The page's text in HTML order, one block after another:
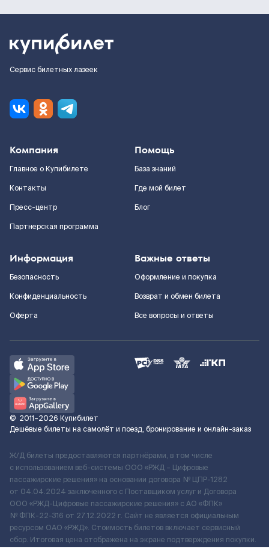
Сервис билетных лазеек
Компания
Главное о Купибилете
Контакты
Пресс-центр
Партнерская программа
Помощь
База знаний
Где мой билет
Блог
Информация
Безопасность
Конфиденциальность
Оферта
Важные ответы
Оформление и покупка
Возврат и обмен билета
Все вопросы и ответы
© 2011–2026 Купибилет
Дешёвые билеты на самолёт и поезд, бронирование и онлайн-заказ
Ж/Д билеты предоставляются партнёрами, в том числе
с использованием веб-системы ООО «РЖД – Цифровые
пассажирские решения» на основании договора № ЦПР-1282
от 04.04.2024 заключенного с Поставщиком услуг и Договора
ООО «РЖД-Цифровые пассажирские решения» c АО «ФПК»
№ ФПК-22-316 от 27.12.2022 г. Сайт не является официальным
ресурсом ОАО «РЖД». Стоимость билетов включает сервисный
сбор. Итоговая цена отображена на экране подтверждения покупки.